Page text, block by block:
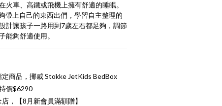
火車、高鐵或飛機上擁有舒適的睡眠。
帶上自己的東西出們，學習自主整理的
計讓孩子一路用到7歲左右都足夠，調節
能夠舒適使用。
定商品，挪威 Stokke JetKids BedBox
價$6290
店，【8月新會員滿額贈】